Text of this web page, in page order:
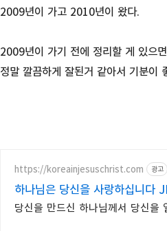
2009년이 가고 2010년이 왔다.
2009년이 가기 전에 정리할 게 있으
정말 깔끔하게 잘된거 같아서 기분이
https://koreainjesuschrist.com 광고
하나님은 당신을 사랑하십니다
당신을 만드신 하나님께서 당신을